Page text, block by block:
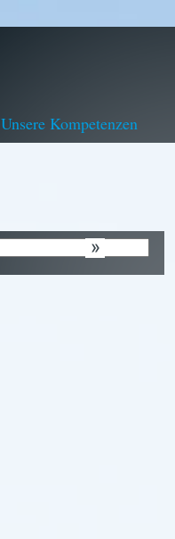
Unsere Kompetenzen